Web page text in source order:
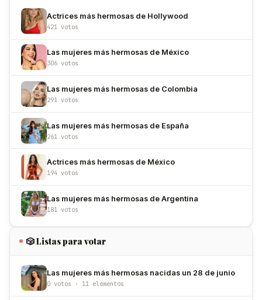
Actrices más hermosas de Hollywood
421 votos
Las mujeres más hermosas de México
306 votos
Las mujeres más hermosas de Colombia
291 votos
Las mujeres más hermosas de España
261 votos
Actrices más hermosas de México
194 votos
Las mujeres más hermosas de Argentina
181 votos
🎲 Listas para votar
Las mujeres más hermosas nacidas un 28 de junio
0 votos · 11 elementos